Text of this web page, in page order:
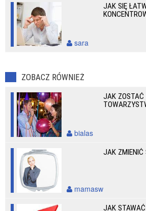
JAK SIĘ
sara
ZOBACZ RÓWNIEŻ
JAK ZOSTAĆ
bialas
JAK ZMIENIĆ
mamasw
JAK